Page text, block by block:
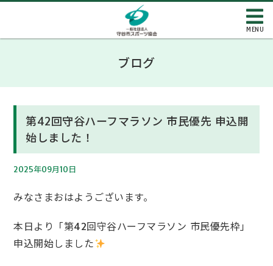
MENU
ブログ
第42回守谷ハーフマラソン 市民優先 申込開
始しました！
2025年09月10日
みなさまおはようございます。
本日より「第42回守谷ハーフマラソン 市民優先枠」
申込開始しました